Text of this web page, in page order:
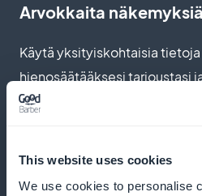
This website uses cookies
We use cookies to personalise
Arvokkaita
Käytä yksityiskohtaisia
hienosäätääksesi tarjoustasi
sisältöä, joka vastaa